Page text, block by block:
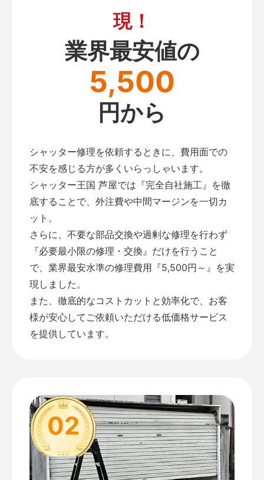
現！
業界最安値の
5,500
円から
シャッター修理を依頼するときに、費用面での
不安を感じる方が多くいらっしゃいます。
シャッター王国 芦屋では『完全自社施工』を徹
底することで、外注費や中間マージンを一切カ
ット。
さらに、不要な部品交換や過剰な修理を行わず
『必要最小限の修理・交換』だけを行うこと
で、業界最安水準の修理費用『5,500円～』を実
現しました。
また、徹底的なコストカットと効率化で、お客
様が安心してご依頼いただける低価格サービス
を提供しています。
02